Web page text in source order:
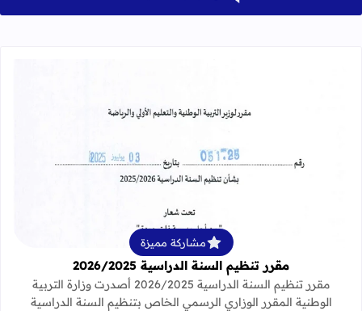
قراءة المزيد عن مقرر تنظيم السنة الدراسية
مشاركة مميزة
مقرر تنظيم السنة الدراسية 2026/2025
مقرر تنظيم السنة الدراسية 2026/2025 أصدرت وزارة التربية
الوطنية المقرر الوزاري الرسمي الخاص بتنظيم السنة الدراسية